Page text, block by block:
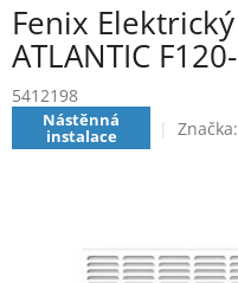
Fenix
ATLANTIC
5412198
Nástěnná
instalace Značka: